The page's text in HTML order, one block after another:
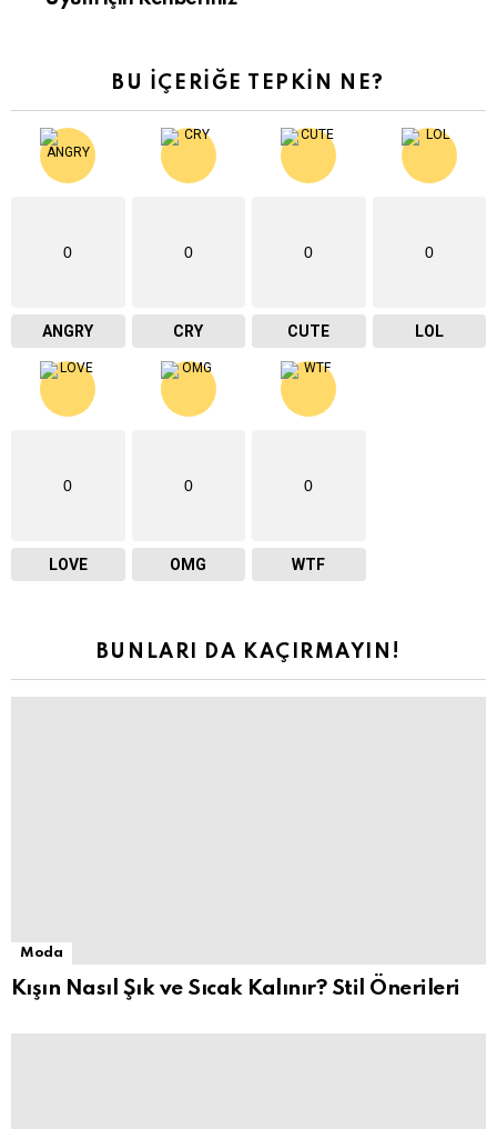
BU İÇERIĞE TEPKIN NE?
0
ANGRY
0
CRY
0
CUTE
0
LOL
0
LOVE
0
OMG
0
WTF
BUNLARI DA KAÇIRMAYIN!
Moda
Kışın Nasıl Şık ve Sıcak Kalınır? Stil Önerileri